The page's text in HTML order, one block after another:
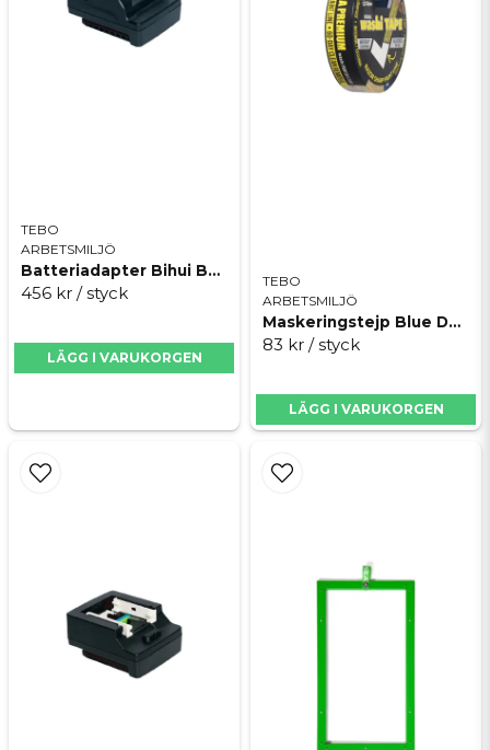
TEBO
ARBETSMILJÖ
Batteriadapter Bihui BPLT-ADP3
456 kr / styck
LÄGG I VARUKORGEN
TEBO
ARBETSMILJÖ
Maskeringstejp Blue Dolphin WASHI Premium
83 kr / styck
LÄGG I VARUKORGEN